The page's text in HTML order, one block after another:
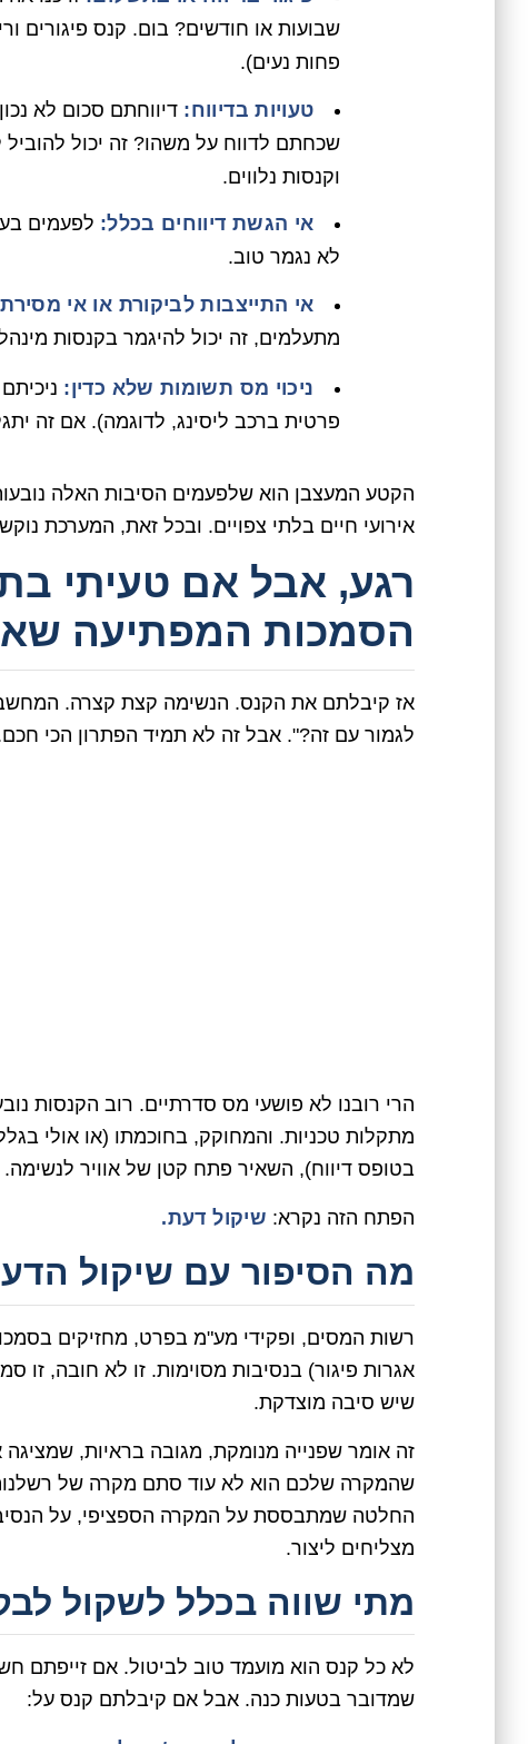
שבועות או חודשים? בום. קנס פיגורים
פחות נעים).
טעויות בדיווח: דיווחתם סכום לא
שכחתם לדווח על משהו? זה יכול
וקנסות נלווים.
אי הגשת דיווחים בכלל: לפעמים
לא נגמר טוב.
אי התייצבות לביקורת או אי
מתעלמים, זה יכול להיגמר בקנסות
ניכוי מס תשומות שלא כדין:
פרטית ברכב ליסינג, לדוגמה). אם זה
הקטע המעצבן הוא שלפעמים הסיבות האלה
אירועי חיים בלתי צפויים. ובכל זאת, המערכת
רגע, אבל אם טעיתי
הסמכות המפתיעה
אז קיבלתם את הקנס. הנשימה קצת קצרה.
לגמור עם זה?". אבל זה לא תמיד הפתרון הכי
הרי רובנו לא פושעי מס סדרתיים. רוב הקנסות
מתקלות טכניות. והמחוקק, בחוכמתו (או אולי
בטופס דיווח), השאיר פתח קטן של אוויר לנשימה.
הפתח הזה נקרא: שיקול דעת.
מה הסיפור עם שיקול
רשות המסים, ופקידי מע"מ בפרט, מחזיקים
אגרות פיגור) בנסיבות מסוימות. זו לא חובה, זו
שיש סיבה מוצדקת.
זה אומר שפנייה מנומקת, מגובה בראיות,
שהמקרה שלכם הוא לא עוד סתם מקרה של רשלנות
החלטה שמתבססת על המקרה הספציפי, על
מצליחים ליצור.
מתי שווה בכלל לשקול
לא כל קנס הוא מועמד טוב לביטול. אם זייפתם
שמדובר בטעות כנה. אבל אם קיבלתם קנס על: